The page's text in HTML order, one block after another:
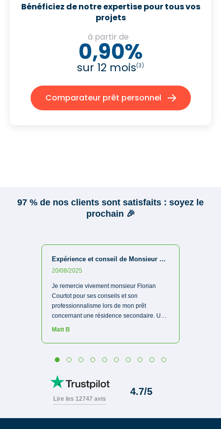
Bénéficiez de notre expertise pour tous vos
projets
à partir de
0,90%
sur 12 mois(3)
Comparateur prêt personnel